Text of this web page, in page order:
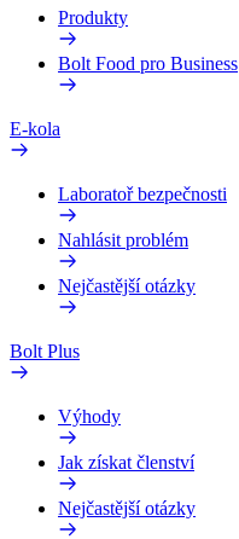
Produkty
Bolt Food pro Business
E-kola
Laboratoř bezpečnosti
Nahlásit problém
Nejčastější otázky
Bolt Plus
Výhody
Jak získat členství
Nejčastější otázky